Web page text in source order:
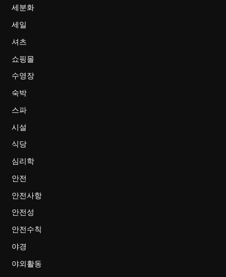
세분화
세일
셔츠
쇼핑몰
수영장
숙박
스파
시설
식당
심리학
안전
안전사항
안전성
안전수칙
야경
야외활동